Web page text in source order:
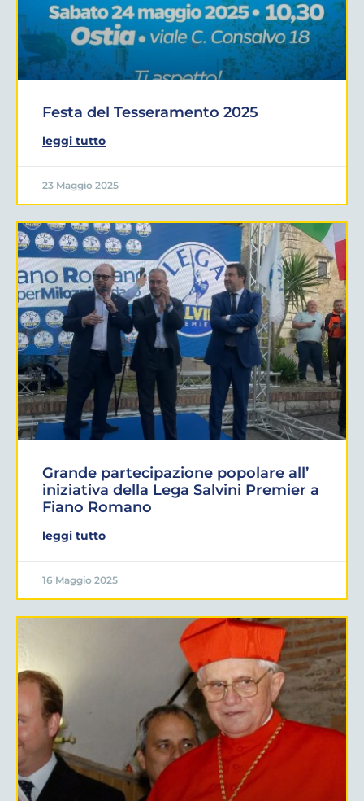
Festa del Tesseramento 2025
leggi tutto
23 Maggio 2025
Grande partecipazione popolare all’
iniziativa della Lega Salvini Premier a
Fiano Romano
leggi tutto
16 Maggio 2025